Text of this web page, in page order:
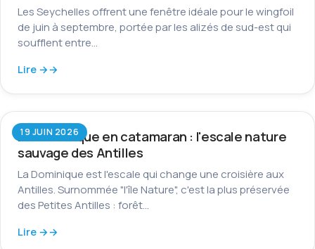
Les Seychelles offrent une fenêtre idéale pour le wingfoil
de juin à septembre, portée par les alizés de sud-est qui
soufflent entre…
Lire →
19 JUIN 2026
La Dominique en catamaran : l'escale nature
sauvage des Antilles
La Dominique est l'escale qui change une croisière aux
Antilles. Surnommée "l'île Nature", c'est la plus préservée
des Petites Antilles : forêt…
Lire →